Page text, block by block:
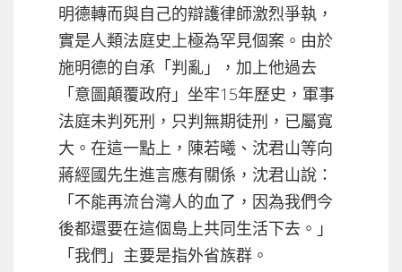
明德轉而與自己的辯護律師激烈爭執，
實是人類法庭史上極為罕見個案。由於
施明德的自承「判亂」，加上他過去
「意圖顛覆政府」坐牢15年歷史，軍事
法庭未判死刑，只判無期徒刑，已屬寬
大。在這一點上，陳若曦、沈君山等向
蔣經國先生進言應有關係，沈君山說：
「不能再流台灣人的血了，因為我們今
後都還要在這個島上共同生活下去。」
「我們」主要是指外省族群。